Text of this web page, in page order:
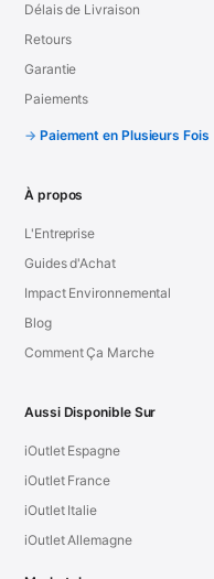
Délais de Livraison
Retours
Garantie
Paiements
Paiement en Plusieurs Fois
À propos
L'Entreprise
Guides d'Achat
Impact Environnemental
Blog
Comment Ça Marche
Aussi Disponible Sur
iOutlet Espagne
iOutlet France
iOutlet Italie
iOutlet Allemagne